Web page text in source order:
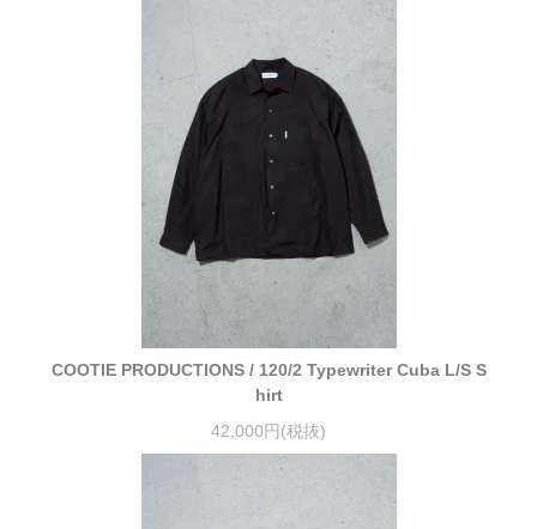
COOTIE PRODUCTIONS / 120/2 Typewriter Cuba L/S S
hirt
42,000円(税抜)